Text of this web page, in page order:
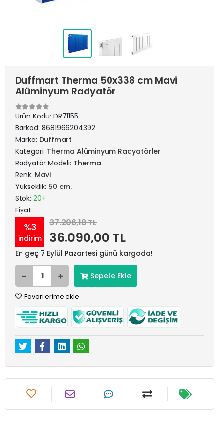
Duffmart Therma 50x338 cm Mavi
Alüminyum Radyatör
Ürün Kodu: DR71155
Barkod: 8681966204392
Marka: Duffmart
Kategori: Therma Alüminyum Radyatörler
Radyatör Modeli: Therma
Renk: Mavi
Yükseklik: 50 cm.
Stok: 20+
Fiyat
%3
indirim
37.206,18 TL
36.090,00 TL
En geç 7 Eylül Pazartesi günü kargoda!
Sepete Ekle
Favorilerime ekle